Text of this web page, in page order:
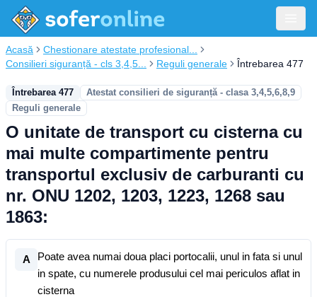
Acasă
Chestionare atestate profesional...
Consilieri siguranță - cls 3,4,5...
Reguli generale Întrebarea 477
Întrebarea 477
Atestat consilieri de siguranță - clasa 3,4,5,6,8,9
Reguli generale
O unitate de transport cu cisterna cu
mai multe compartimente pentru
transportul exclusiv de carburanti cu
nr. ONU 1202, 1203, 1223, 1268 sau
1863:
A
Poate avea numai doua placi portocalii, unul in fata si unul
in spate, cu numerele produsului cel mai periculos aflat in
cisterna